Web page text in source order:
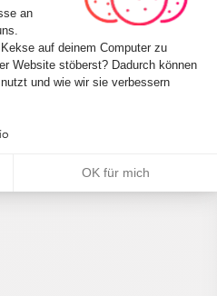
inbegriffen
an
auf deinem Computer zu
Website stöberst? Dadurch können
und wie wir sie verbessern
OK für mich
consent